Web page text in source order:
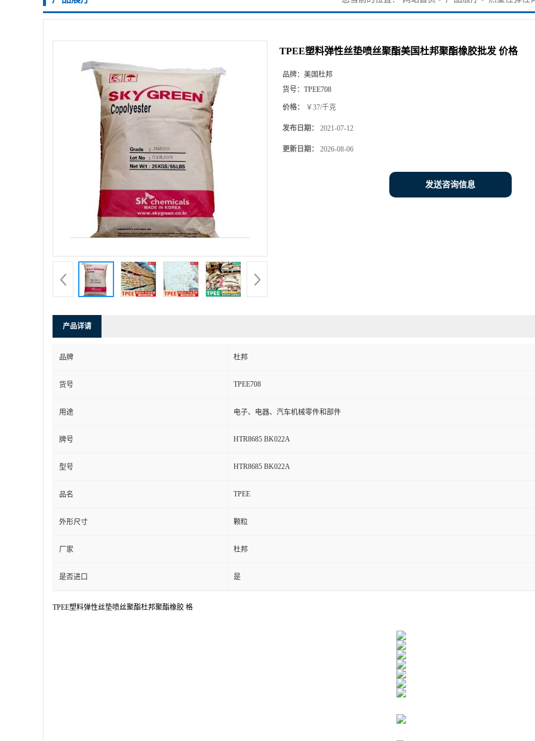
酯橡胶批发 价格
TPEE塑料弹性丝垫喷丝聚酯美国杜邦聚酯橡胶批发 价格
品牌： 美国杜邦
货号： TPEE708
价格： ￥37/千克
发布日期： 2021-07-12
更新日期： 2026-08-06
发送咨询信息
产品详请
品牌 杜邦
货号 TPEE708
用途 电子、电器、汽车机械零件和部件
牌号 HTR8685 BK022A
型号 HTR8685 BK022A
品名 TPEE
外形尺寸 颗粒
厂家 杜邦
是否进口 是
TPEE塑料弹性丝垫喷丝聚酯杜邦聚酯橡胶 格